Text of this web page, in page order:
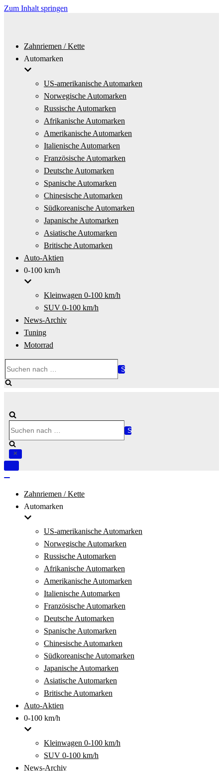
Zum Inhalt springen
Zahnriemen / Kette
Automarken
US-amerikanische Automarken
Norwegische Automarken
Russische Automarken
Afrikanische Automarken
Amerikanische Automarken
Italienische Automarken
Französische Automarken
Deutsche Automarken
Spanische Automarken
Chinesische Automarken
Südkoreanische Automarken
Japanische Automarken
Asiatische Automarken
Britische Automarken
Auto-Aktien
0-100 km/h
Kleinwagen 0-100 km/h
SUV 0-100 km/h
News-Archiv
Tuning
Motorrad
nach …
nach …
Navigation
Zahnriemen / Kette
Automarken
US-amerikanische Automarken
Norwegische Automarken
Russische Automarken
Afrikanische Automarken
Amerikanische Automarken
Italienische Automarken
Französische Automarken
Deutsche Automarken
Spanische Automarken
Chinesische Automarken
Südkoreanische Automarken
Japanische Automarken
Asiatische Automarken
Britische Automarken
Auto-Aktien
0-100 km/h
Kleinwagen 0-100 km/h
SUV 0-100 km/h
News-Archiv